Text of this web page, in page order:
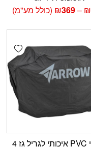
₪
–
₪369 טווח
⁦₪199⁩
⁦₪369⁩
(כולל מע"מ)
כיסוי PVC איכותי לגריל גז 4